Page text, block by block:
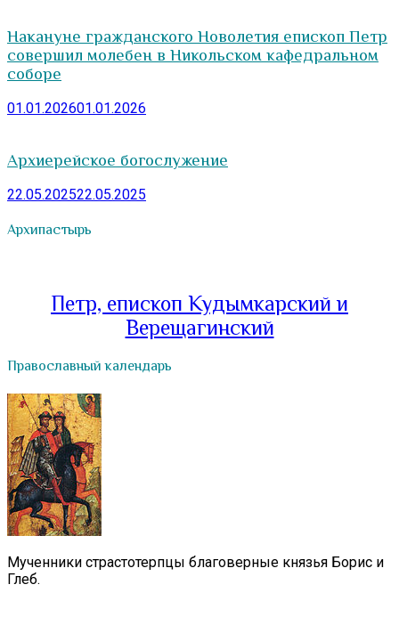
Накануне гражданского Новолетия епископ Петр
совершил молебен в Никольском кафедральном
соборе
01.01.202601.01.2026
Архиерейское богослужение
22.05.202522.05.2025
Архипастырь
Петр, епископ Кудымкарский и
Верещагинский
Православный календарь
Мученники страстотерпцы благоверные князья Борис и
Глеб.